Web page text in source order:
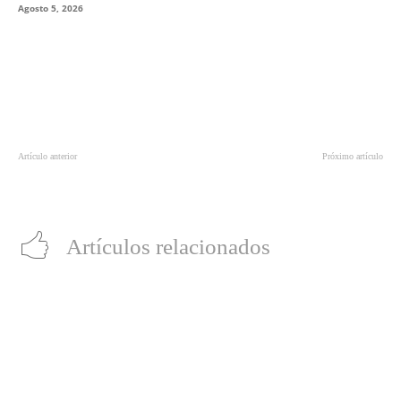
Agosto 5, 2026
Artículo anterior Próximo artículo
Artículos relacionados